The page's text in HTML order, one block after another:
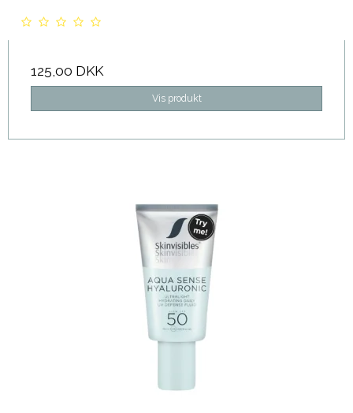
125,00 DKK
Vis produkt